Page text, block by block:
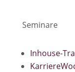
Seminare
Inhouse-